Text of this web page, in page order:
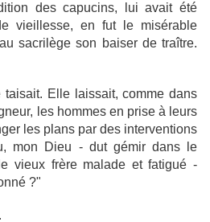
des capucins, lui avait été
vieillesse, en fut le misérable
sacrilège son baiser de traître.
taisait. Elle laissait, comme dans
les hommes en prise à leurs
les plans par des interventions
mon Dieu - dut gémir dans le
vieux frère malade et fatigué -
?"